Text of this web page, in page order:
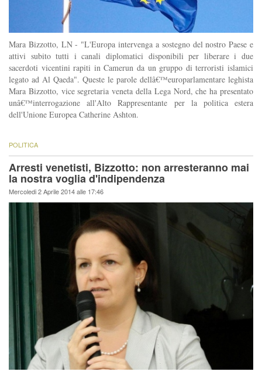
Mara Bizzotto, LN - "L'Europa intervenga a sostegno del nostro Paese e
attivi subito tutti i canali diplomatici disponibili per liberare i due
sacerdoti vicentini rapiti in Camerun da un gruppo di terroristi islamici
legato ad Al Qaeda". Queste le parole dellâ€™europarlamentare leghista
Mara Bizzotto, vice segretaria veneta della Lega Nord, che ha presentato
unâ€™interrogazione all'Alto Rappresentante per la politica estera
dell'Unione Europea Catherine Ashton.
POLITICA
Arresti venetisti, Bizzotto: non arresteranno mai
la nostra voglia d'indipendenza
Mercoledi 2 Aprile 2014 alle 17:46